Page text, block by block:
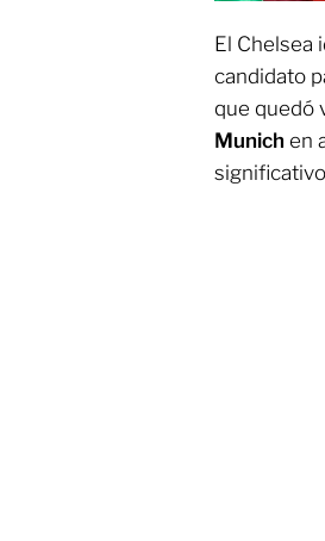
El Chelsea
candidato
que quedó
Munich en